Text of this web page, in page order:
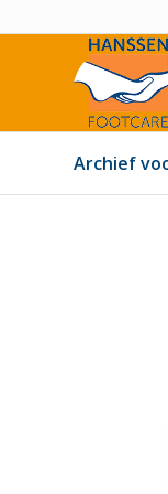
Archief